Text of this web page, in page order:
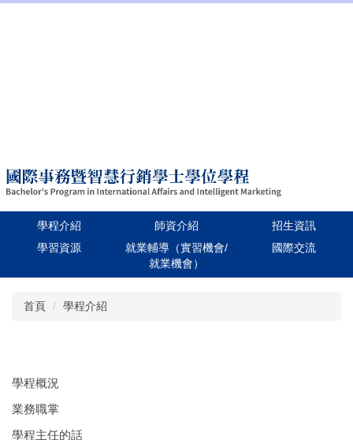
區
學程介紹 師資介紹
招生資訊
學習資源
就業輔導（實習機會/
就業機會）
國際交流
首頁 學程介紹
學程概況
業務職掌
學程主任的話